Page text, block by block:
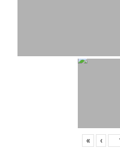
« ‹